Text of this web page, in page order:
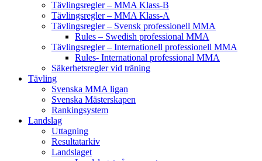
Tävlingsregler – MMA Klass-B
Tävlingsregler – MMA Klass-A
Tävlingsregler – Svensk professionell MMA
Rules – Swedish professional MMA
Tävlingsregler – Internationell professionell MMA
Rules- International professional MMA
Säkerhetsregler vid träning
Tävling
Svenska MMA ligan
Svenska Mästerskapen
Rankingsystem
Landslag
Uttagning
Resultatarkiv
Landslaget